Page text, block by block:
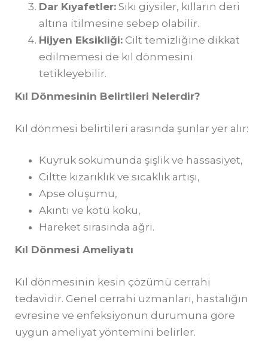
Dar Kıyafetler: Sıkı giysiler, kılların deri
altına itilmesine sebep olabilir.
Hijyen Eksikliği: Cilt temizliğine dikkat
edilmemesi de kıl dönmesini
tetikleyebilir.
Kıl Dönmesinin Belirtileri Nelerdir?
Kıl dönmesi belirtileri arasında şunlar yer alır:
Kuyruk sokumunda şişlik ve hassasiyet,
Ciltte kızarıklık ve sıcaklık artışı,
Apse oluşumu,
Akıntı ve kötü koku,
Hareket sırasında ağrı.
Kıl Dönmesi Ameliyatı
Kıl dönmesinin kesin çözümü cerrahi
tedavidir. Genel cerrahi uzmanları, hastalığın
evresine ve enfeksiyonun durumuna göre
uygun ameliyat yöntemini belirler.